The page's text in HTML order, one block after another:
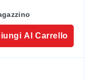
Al Carrello